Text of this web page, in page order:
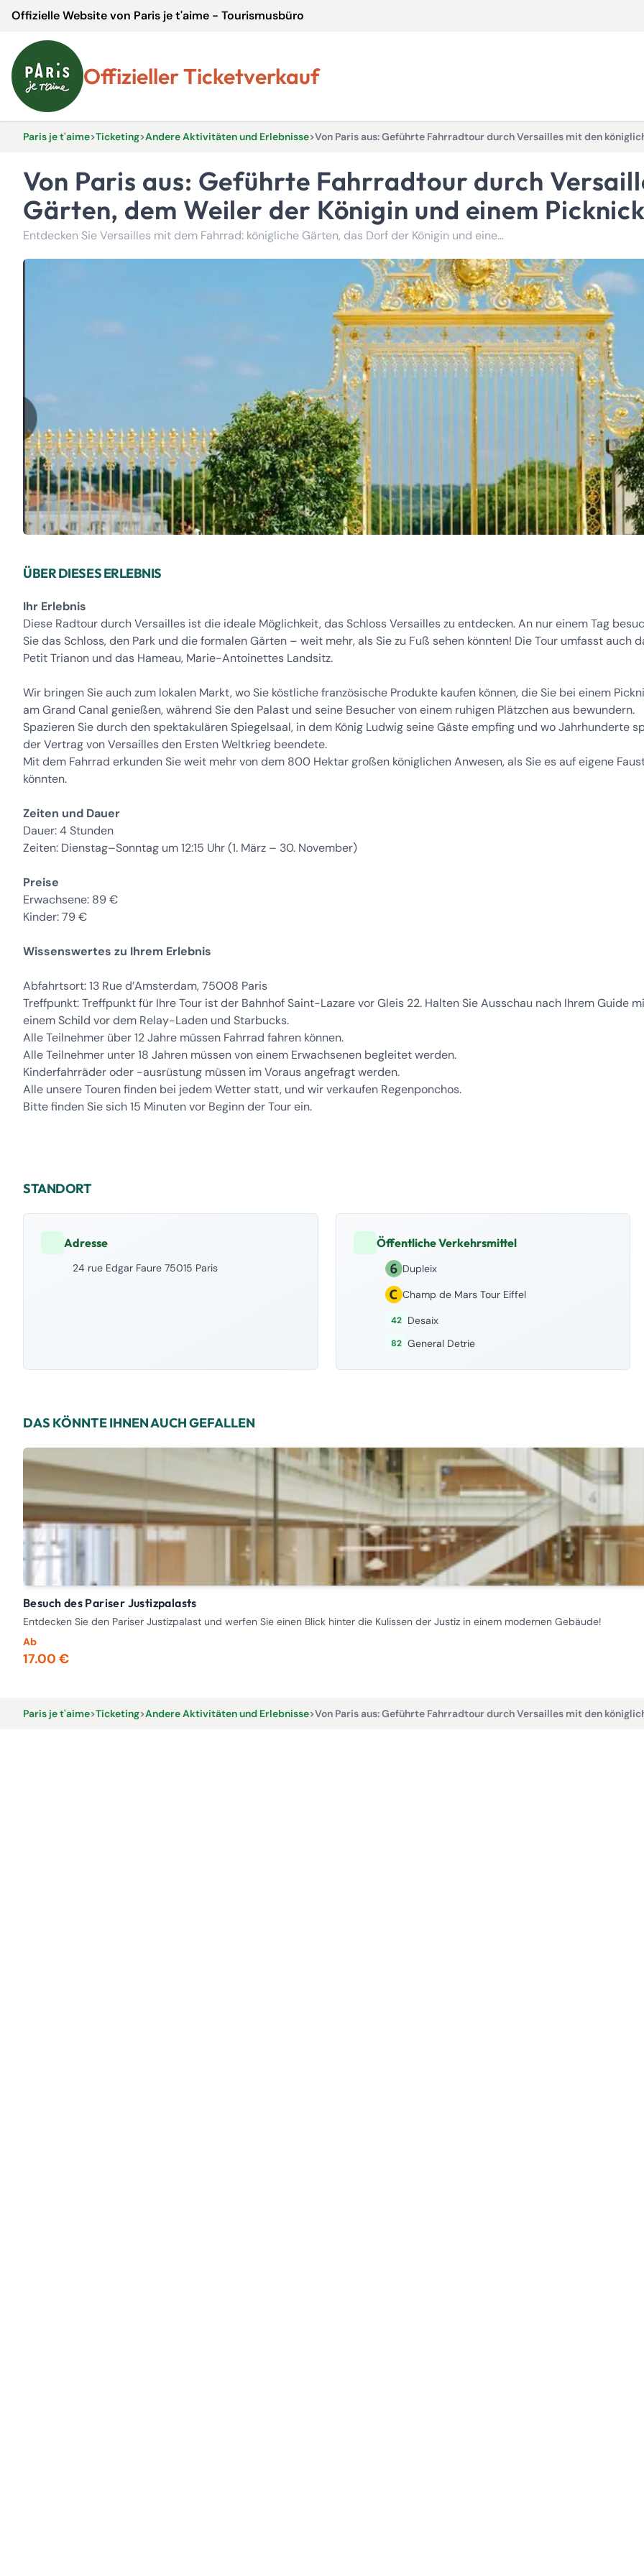
Offizielle Website von Paris je t'aime - Tourismusbüro
Offizieller Ticketverkauf
Paris je t'aime>Ticketing>Andere Aktivitäten und Erlebnisse>Von Paris aus: Geführte Fahrradtour durch Versailles mit den
Von Paris aus: Geführte Fahrradtour durch Versailles mit den königlichen
Gärten, dem Weiler der Königin und einem
Entdecken Sie Versailles mit dem Fahrrad: königliche Gärten, das Dorf der Königin und eine Picknickpause!
ÜBER DIESES ERLEBNIS
Ihr Erlebnis
Diese Radtour durch Versailles ist die ideale Möglichkeit, das Schloss Versailles zu entdecken. An nur einem Tag
Sie das Schloss, den Park und die formalen Gärten – weit mehr, als Sie zu Fuß sehen könnten! Die Tour umfasst auch
Petit Trianon und das Hameau, Marie-Antoinettes Landsitz.
Wir bringen Sie auch zum lokalen Markt, wo Sie köstliche französische Produkte kaufen können, die Sie bei einem
am Grand Canal genießen, während Sie den Palast und seine Besucher von einem ruhigen Plätzchen aus bewundern.
Spazieren Sie durch den spektakulären Spiegelsaal, in dem König Ludwig seine Gäste empfing und wo Jahrhunderte
der Vertrag von Versailles den Ersten Weltkrieg beendete.
Mit dem Fahrrad erkunden Sie weit mehr von dem 800 Hektar großen königlichen Anwesen, als Sie es auf eigene
könnten.
Zeiten und Dauer
Dauer: 4 Stunden
Zeiten: Dienstag–Sonntag um 12:15 Uhr (1. März – 30. November)
Preise
Erwachsene: 89 €
Kinder: 79 €
Wissenswertes zu Ihrem Erlebnis
Abfahrtsort: 13 Rue d’Amsterdam, 75008 Paris
Treffpunkt: Treffpunkt für Ihre Tour ist der Bahnhof Saint-Lazare vor Gleis 22. Halten Sie Ausschau nach Ihrem Guide
einem Schild vor dem Relay-Laden und Starbucks.
Alle Teilnehmer über 12 Jahre müssen Fahrrad fahren können.
Alle Teilnehmer unter 18 Jahren müssen von einem Erwachsenen begleitet werden.
Kinderfahrräder oder -ausrüstung müssen im Voraus angefragt werden.
Alle unsere Touren finden bei jedem Wetter statt, und wir verkaufen Regenponchos.
Bitte finden Sie sich 15 Minuten vor Beginn der Tour ein.
STANDORT
Adresse
24 rue Edgar Faure 75015 Paris
Öffentliche Verkehrsmittel
Dupleix
Champ de Mars Tour Eiffel
42 Desaix
82 General Detrie
DAS KÖNNTE IHNEN AUCH GEFALLEN
Besuch des Pariser Justizpalasts
Entdecken Sie den Pariser Justizpalast und werfen Sie einen Blick hinter die Kulissen der Justiz in einem modernen Gebäude!
Ab
17.00 €
Paris je t'aime>Ticketing>Andere Aktivitäten und Erlebnisse>Von Paris aus: Geführte Fahrradtour durch Versailles mit den